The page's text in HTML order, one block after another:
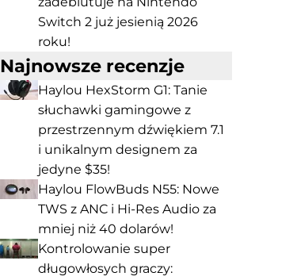
Switch 2 już jesienią 2026
roku!
Najnowsze recenzje
Haylou HexStorm G1: Tanie
słuchawki gamingowe z
przestrzennym dźwiękiem 7.1
i unikalnym designem za
jedyne $35!
Haylou FlowBuds N55: Nowe
TWS z ANC i Hi-Res Audio za
mniej niż 40 dolarów!
Kontrolowanie super
długowłosych graczy: